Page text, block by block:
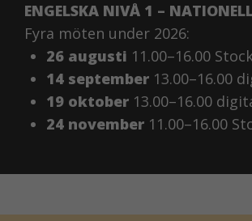
ENGELSKA NIVÅ 1 –
Fyra möten under 2026:
26 augusti 11.00–16.00
14 september 13.00–16.00
19 oktober 13.00–16.00
24 november 11.00–16.00